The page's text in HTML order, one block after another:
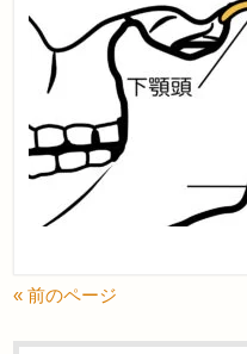
« 前のページ